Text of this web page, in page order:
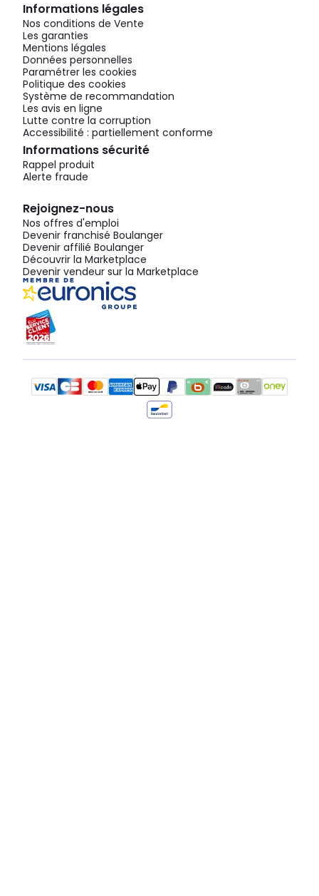
Informations légales
Nos conditions de Vente
Les garanties
Mentions légales
Données personnelles
Paramétrer les cookies
Politique des cookies
Système de recommandation
Les avis en ligne
Lutte contre la corruption
Accessibilité : partiellement conforme
Informations sécurité
Rappel produit
Alerte fraude
Rejoignez-nous
Nos offres d'emploi
Devenir franchisé Boulanger
Devenir affilié Boulanger
Découvrir la Marketplace
Devenir vendeur sur la Marketplace